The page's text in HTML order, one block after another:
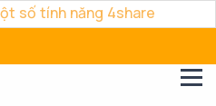
số tính năng 4share